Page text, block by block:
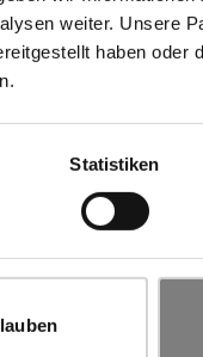
weiter. Unsere
haben oder
Statistiken